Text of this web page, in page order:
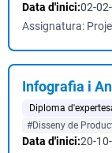
Data d'inici:02-
Assignatura:
Infografia i
Diploma
#Disseny de
Data d'inici:20-